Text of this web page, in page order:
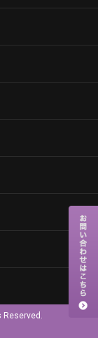
Reserved.